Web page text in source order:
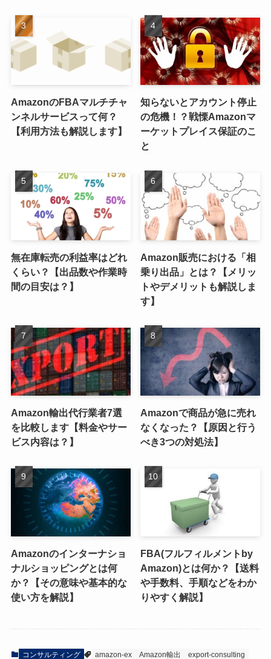
AmazonのFBAマルチチャ
ンネルサービスって何？
【利用方法も解説します】
知らないとアカウント停止
の危機！？戦慄Amazonマ
ーケットプレイス保証のこ
と
無在庫転売の利益率はどれ
くらい？【出品数や作業時
間の目安は？】
Amazon販売における「相
乗り出品」とは？【メリッ
トやデメリットも解説しま
す】
Amazon輸出代行業者7選
を比較します【料金やサー
ビス内容は？】
Amazonで商品が急に売れ
なくなった？【原因と行う
べき3つの対処法】
Amazonのインターナショ
ナルショッピングとは何
か？【その意味や基本的な
使い方を解説】
FBA(フルフィルメントby
Amazon)とは何か？【送料
や手数料、手順などをわか
りやすく解説】
コンサルティング amazon-ex Amazon輸出 export-consulting